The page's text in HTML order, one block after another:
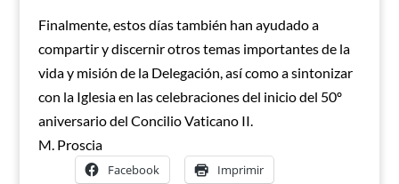
Finalmente, estos días también han ayudado a
compartir y discernir otros temas importantes de la
vida y misión de la Delegación, así como a sintonizar
con la Iglesia en las celebraciones del inicio del 50º
aniversario del Concilio Vaticano II.
M. Proscia
Facebook Imprimir